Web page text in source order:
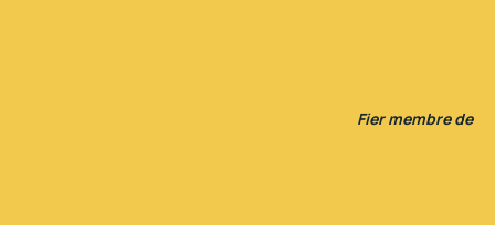
Fier membre de